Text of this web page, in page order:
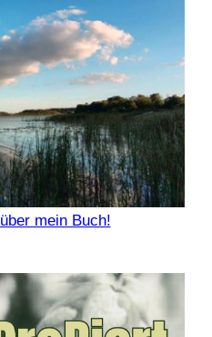
mein Buch!